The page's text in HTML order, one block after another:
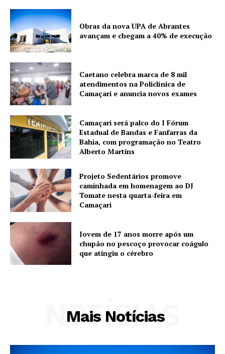
Obras da nova UPA de Abrantes
avançam e chegam a 40% de execução
Caetano celebra marca de 8 mil
atendimentos na Policlínica de
Camaçari e anuncia novos exames
Camaçari será palco do I Fórum
Estadual de Bandas e Fanfarras da
Bahia, com programação no Teatro
Alberto Martins
Projeto Sedentários promove
caminhada em homenagem ao DJ
Tomate nesta quarta-feira em
Camaçari
Jovem de 17 anos morre após um
chupão no pescoço provocar coágulo
que atingiu o cérebro
Mais Notícias
NOTÍCIAS